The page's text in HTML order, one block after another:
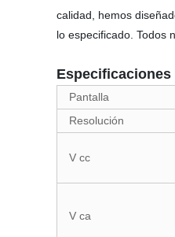
calidad, hemos
lo especificado. Todos
Pantalla
Resolución
V cc
V ca